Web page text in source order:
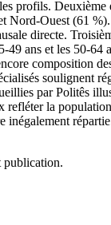
profils.
Ouest (61
directe.
ans et les 50-
composition
soulignent
par Politês
la
publication.